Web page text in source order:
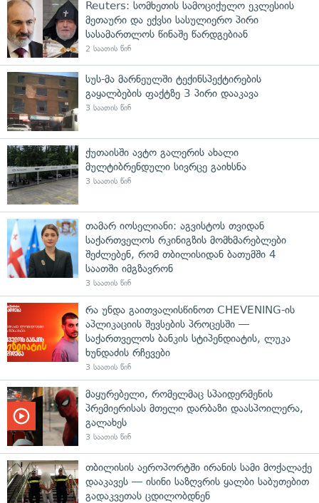
Reuters: სომხეთის სამოციქულო ეკლესიის
მეთაური და ექვსი სასულიერო პირი
სასამართლოს წინაშე წარდგებიან
2 საათის წინ
სუს-მა მარნეულში ტექინსპექტირების
გაყალბების ფაქტზე 3 პირი დააკავა
3 საათის წინ
ქუთაისში ავტო გალერის ახალი
მულტიბრენდული სივრცე გაიხსნა
3 საათის წინ
თამარ იოსელიანი: აგვისტოს თვიდან
საქართველოს რკინიგზის მომხმარებლები
შეძლებენ, რომ თბილისიდან ბათუმში 4
საათში იმგზავრონ
3 საათის წინ
რა უნდა გაითვალისწინოთ CHEVENING-ის
აპლიკაციის შევსების პროცესში —
საქართველოს ბანკის სტიპენდიატის, ლუკა
ხუნდაძის რჩევები
3 საათის წინ
მაყურებელი, რომელმაც სპაიდერმენის
პრემიერისას მთელი დარბაზი დაასპოილერა,
გალახეს
3 საათის წინ
თბილისის აეროპორტში ირანის სამი მოქალაქე
დააკავეს — ისინი საზღვრის ყალბი საბუთებით
გადაკვეთას ცდილობდნენ